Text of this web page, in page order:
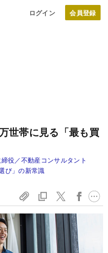
ログイン
世帯に見る「最も買
役／不動産コンサルタント
び」の新常識